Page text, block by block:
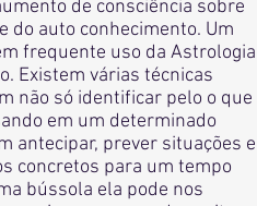
de consciência sobre
do auto conhecimento. Um
frequente uso da Astrologia
Existem várias técnicas
não só identificar pelo o que
em um determinado
antecipar, prever situações e
concretos para um tempo
bússola ela pode nos